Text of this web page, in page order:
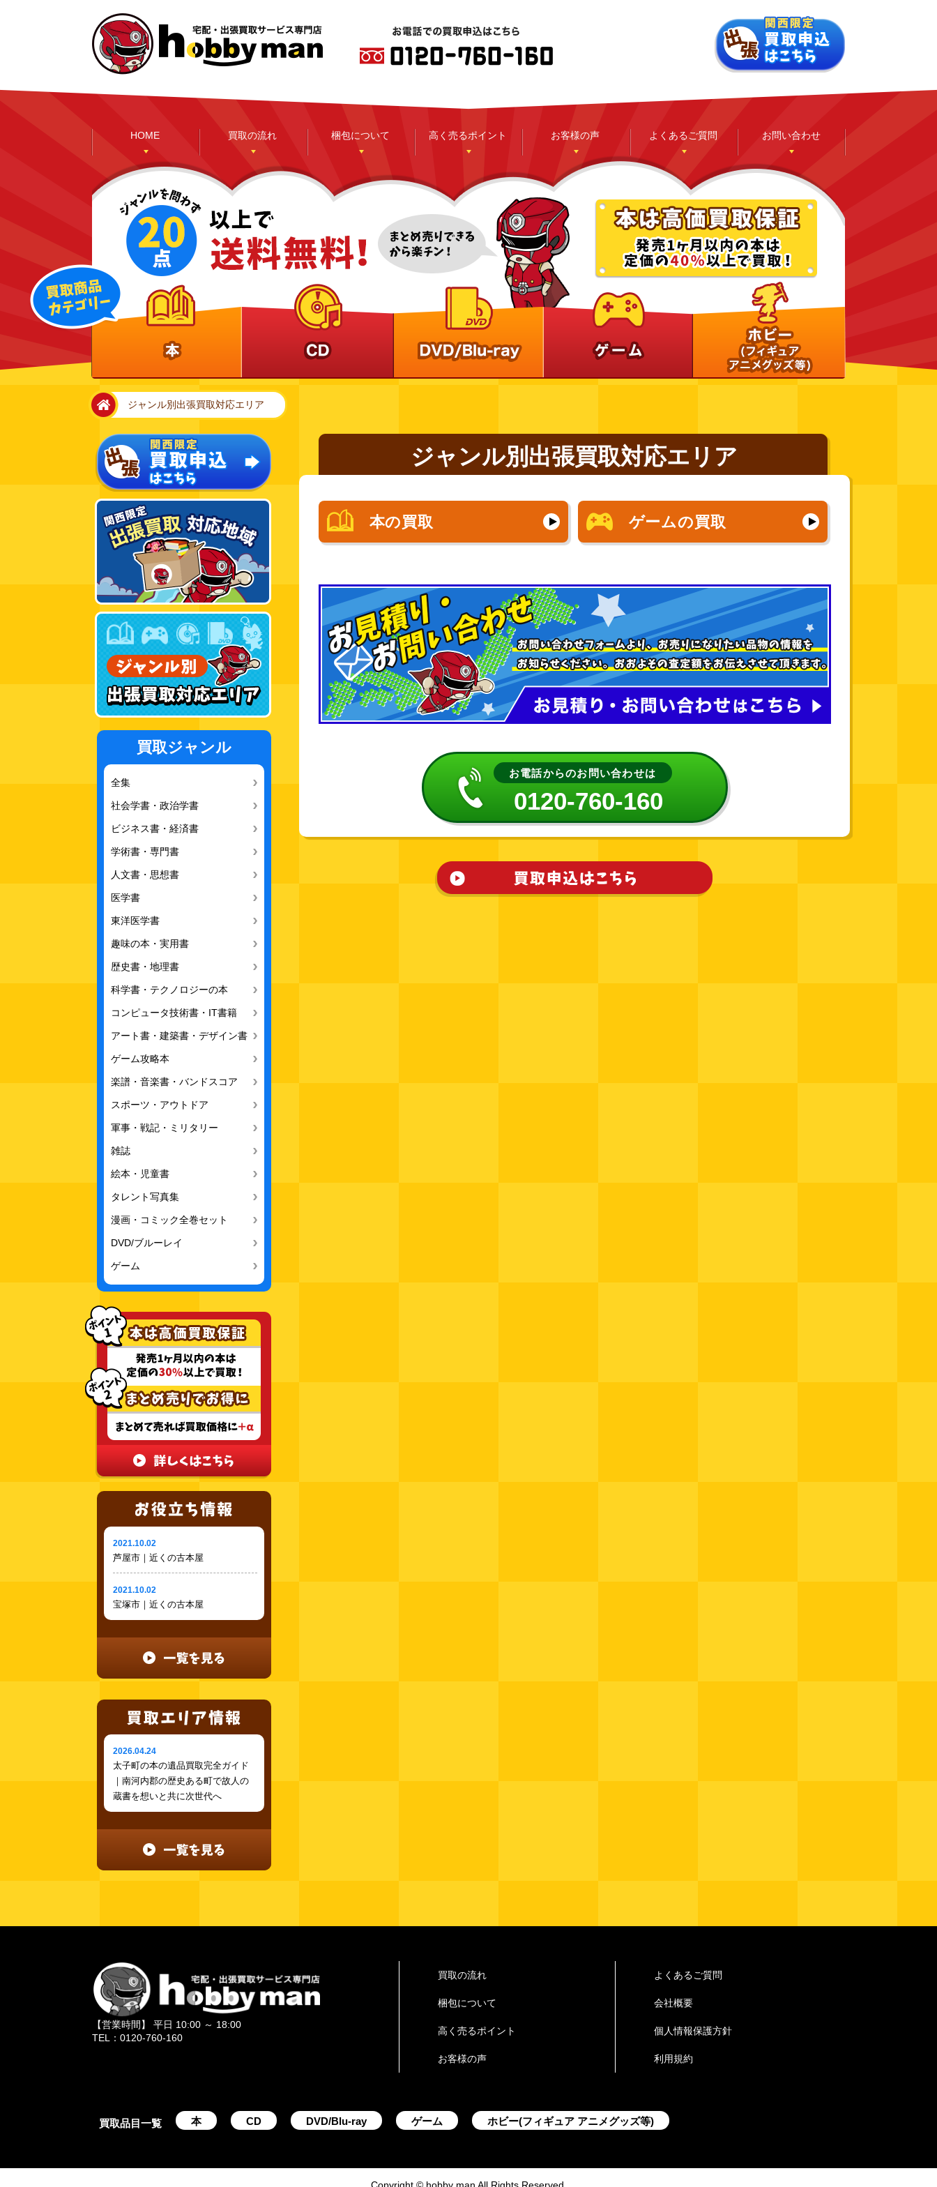
HOME 買取の流れ 梱包について 高く売るポイント お客様の声 よくあるご質問 お問い合わせ
DVD
homeジャンル別出張買取対応エリア
買取ジャンル
全集
社会学書・政治学書
ビジネス書・経済書
学術書・専門書
人文書・思想書
医学書
東洋医学書
趣味の本・実用書
歴史書・地理書
科学書・テクノロジーの本
コンピュータ技術書・IT書籍
アート書・建築書・デザイン書
ゲーム攻略本
楽譜・音楽書・バンドスコア
スポーツ・アウトドア
軍事・戦記・ミリタリー
雑誌
絵本・児童書
タレント写真集
漫画・コミック全巻セット
DVD/ブルーレイ
ゲーム
2021.10.02
芦屋市｜近くの古本屋
2021.10.02
宝塚市｜近くの古本屋
2026.04.24
太子町の本の遺品買取完全ガイド
｜南河内郡の歴史ある町で故人の
蔵書を想いと共に次世代へ
ジャンル別出張買取対応エリア
本の買取 ゲームの買取
お電話からのお問い合わせは
0120-760-160
【営業時間】 平日 10:00 ～ 18:00
TEL：0120-760-160
買取の流れ
梱包について
高く売るポイント
お客様の声
よくあるご質問
会社概要
個人情報保護方針
利用規約
買取品目一覧 本 CD DVD/Blu-ray ゲーム ホビー(フィギュア アニメグッズ等)